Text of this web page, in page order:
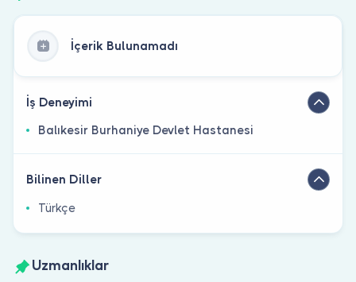
İçerik Bulunamadı
İş Deneyimi
Balıkesir Burhaniye Devlet Hastanesi
Bilinen Diller
Türkçe
Uzmanlıklar